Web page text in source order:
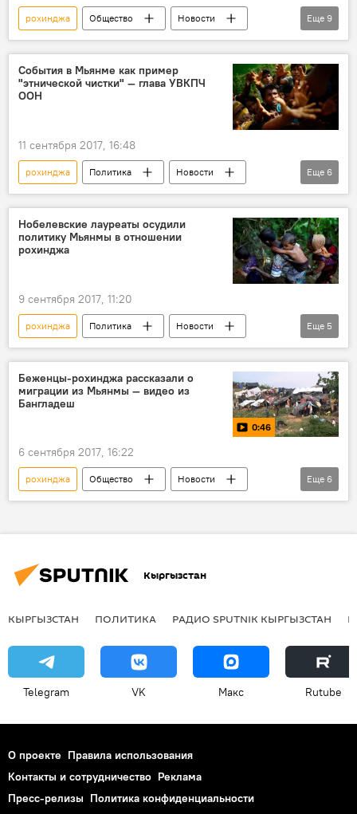
рохинджа Общество
Новости
В мире
Мнение
Ситуация в Мьянме
Китай
США
Мьянма
геополитика
анализ
Еще 9
События в Мьянме как пример
"этнической чистки" — глава УВКПЧ
ООН
11 сентября 2017, 16:48
рохинджа Политика
Новости
В мире
Мьянма
Зейд Раад Аль-Хусейн
ООН
мусульмане
Ситуация в Мьянме
Еще 6
Нобелевские лауреаты осудили
политику Мьянмы в отношении
рохинджа
9 сентября 2017, 11:20
рохинджа Политика
Новости
В мире
Пресс-дайджест
Мьянма
Еще 5
Беженцы-рохинджа рассказали о
миграции из Мьянмы — видео из
Бангладеш
0:46
6 сентября 2017, 16:22
рохинджа Общество
Новости
видео
В мире
Мультимедиа
Еще 6
Кыргызстан
КЫРГЫЗСТАН ПОЛИТИКА РАДИО SPUTNIK КЫРГЫЗСТАН
Telegram VK Макс Rutube
О проекте Правила использования
Контакты и сотрудничество Реклама
Пресс-релизы Политика конфиденциальности